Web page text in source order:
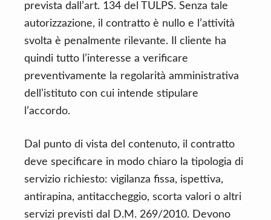
prevista dall’art. 134 del TULPS. Senza tale
autorizzazione, il contratto è nullo e l’attività
svolta è penalmente rilevante. Il cliente ha
quindi tutto l’interesse a verificare
preventivamente la regolarità amministrativa
dell’istituto con cui intende stipulare
l’accordo.
Dal punto di vista del contenuto, il contratto
deve specificare in modo chiaro la tipologia di
servizio richiesto: vigilanza fissa, ispettiva,
antirapina, antitaccheggio, scorta valori o altri
servizi previsti dal D.M. 269/2010. Devono